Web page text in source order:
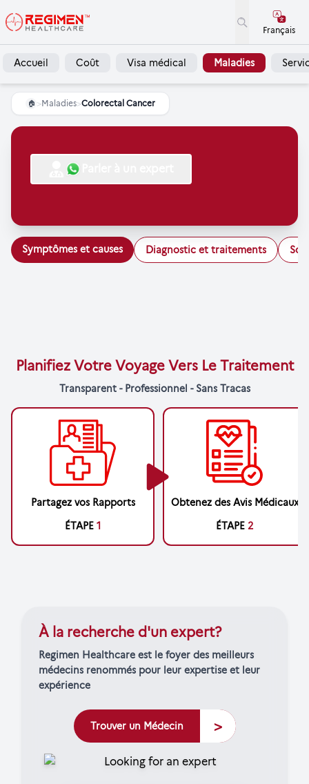
Français
Accueil Coût Visa médical Maladies
🏠 >Maladies>Colorectal Cancer
Symptômes et causes Diagnostic et traitements
Planifiez Votre Voyage Vers Le Traitement
Transparent - Professionnel - Sans Tracas
Partagez vos Rapports
ÉTAPE 1
Obtenez des Avis Médicaux
ÉTAPE 2
À la recherche d'un expert?
Regimen Healthcare est le foyer des meilleurs
médecins renommés pour leur expertise et leur
expérience
Trouver un Médecin >